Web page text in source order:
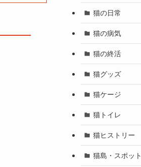
猫の日常
猫の病気
猫の終活
猫グッズ
猫ケージ
猫トイレ
猫ヒストリー
猫島・スポット